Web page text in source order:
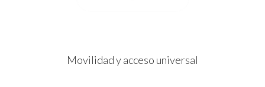
Movilidad y acceso universal